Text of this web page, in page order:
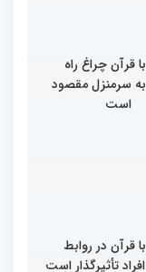
قرآن چراغ راه
سرمنزل مقصود
است
قرآن در روابط
تأثیرگذار است